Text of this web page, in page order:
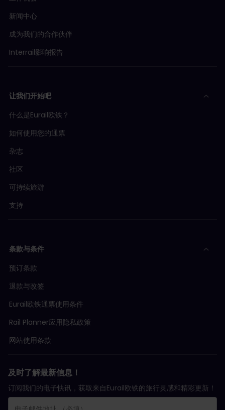
新闻中心
成为我们的合作伙伴
Interrail影响报告
让我们开始吧
什么是Eurail欧铁？
如何使用您的通票
杂志
社区
可持续旅游
支持
条款与条件
预订条款
退款与改签
Eurail欧铁通票使用条件
Rail Planner应用隐私政策
网站使用条款
及时了解最新信息！
订阅我们的电子快讯，获取来自Eurail欧铁的旅行灵感和精彩更新！